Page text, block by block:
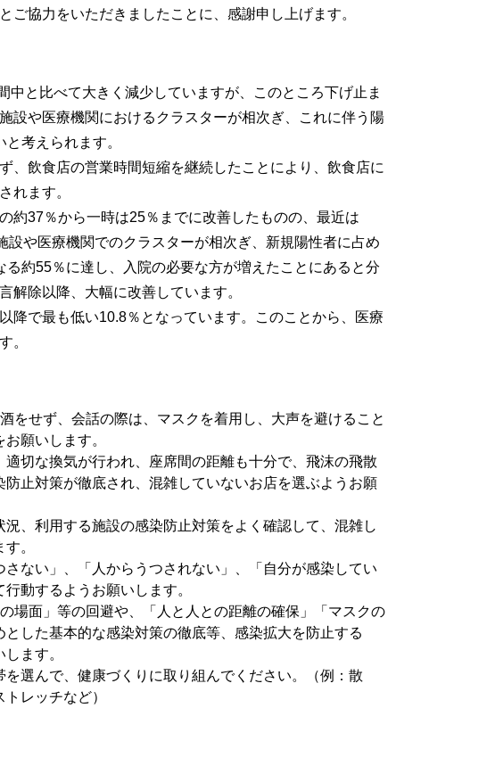
協力をいただきましたことに、感謝申し上げます。
と比べて大きく減少していますが、このところ下げ止ま
設や医療機関におけるクラスターが相次ぎ、これに伴う陽
考えられます。
飲食店の営業時間短縮を継続したことにより、飲食店に
れます。
37％から一時は25％までに改善したものの、最近は
や医療機関でのクラスターが相次ぎ、新規陽性者に占め
約55％に達し、入院の必要な方が増えたことにあると分
解除以降、大幅に改善しています。
で最も低い10.8％となっています。このことから、医療
。
をせず、会話の際は、マスクを着用し、大声を避けること
願いします。
適切な換気が行われ、座席間の距離も十分で、飛沫の飛散
止対策が徹底され、混雑していないお店を選ぶようお願
、利用する施設の感染防止対策をよく確認して、混雑し
。
ない」、「人からうつされない」、「自分が感染してい
動するようお願いします。
場面」等の回避や、「人と人との距離の確保」「マスクの
した基本的な感染対策の徹底等、感染拡大を防止する
ます。
選んで、健康づくりに取り組んでください。（例：散
レッチなど）